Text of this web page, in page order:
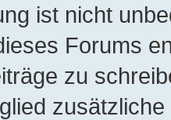
ist nicht
Forums
zu